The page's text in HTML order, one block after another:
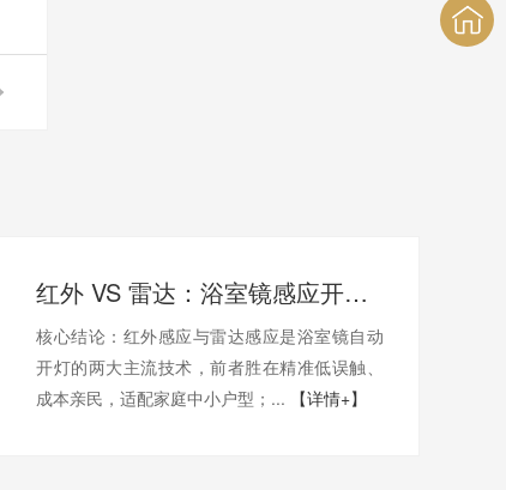
红外 VS 雷达：浴室镜感应开灯技术选型全解析
核心结论：红外感应与雷达感应是浴室镜自动
开灯的两大主流技术，前者胜在精准低误触、
成本亲民，适配家庭中小户型；...
【详情+】